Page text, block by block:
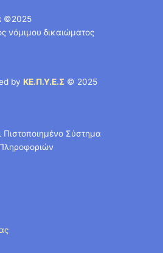
©2025
νόμιμου δικαιώματος
by ΚΕ.Π.Υ.Ε.Σ © 2025
Σύστημα